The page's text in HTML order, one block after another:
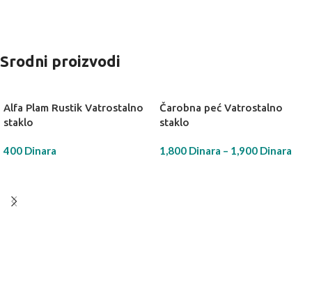
Srodni proizvodi
Alfa Plam Rustik Vatrostalno
staklo
400 Dinara
Čarobna peć Vatrostalno
staklo
1,800 Dinara – 1,900 Dinara